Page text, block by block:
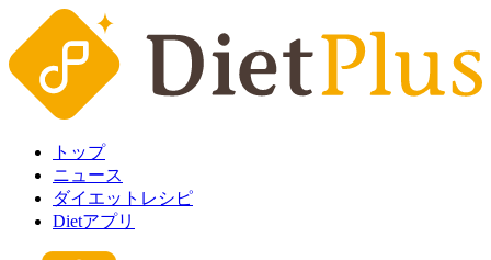
トップ
ニュース
ダイエットレシピ
Dietアプリ